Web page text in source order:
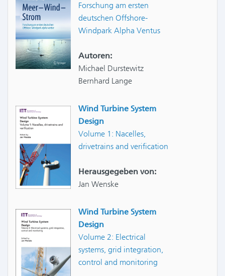
Forschung am ersten
deutschen Offshore-
Windpark Alpha Ventus
Autoren:
Michael Durstewitz
Bernhard Lange
Wind Turbine System
Design
Volume 1: Nacelles,
drivetrains and verification
Herausgegeben von:
Jan Wenske
Wind Turbine System
Design
Volume 2: Electrical
systems, grid integration,
control and monitoring